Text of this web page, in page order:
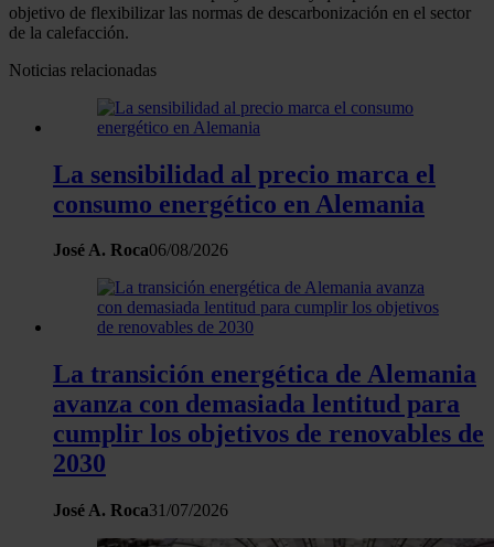
objetivo de flexibilizar las normas de descarbonización en el sector
de la calefacción.
Noticias relacionadas
La sensibilidad al precio marca el
consumo energético en Alemania
José A. Roca06/08/2026
La transición energética de Alemania
avanza con demasiada lentitud para
cumplir los objetivos de renovables de
2030
José A. Roca31/07/2026